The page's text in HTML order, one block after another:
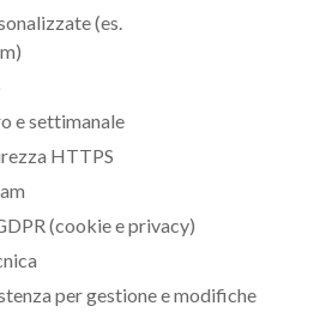
(es.
e settimanale
HTTPS
(cookie e privacy)
per gestione e modifiche